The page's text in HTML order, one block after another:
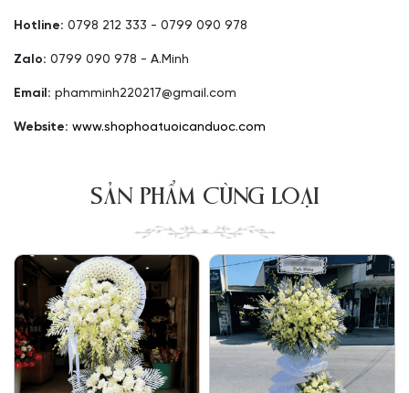
Hotline: 0798 212 333 - 0799 090 978
Zalo: 0799 090 978 - A.Minh
Email: phamminh220217@gmail.com
Website: www.shophoatuoicanduoc.com
SẢN PHẨM CÙNG LOẠI